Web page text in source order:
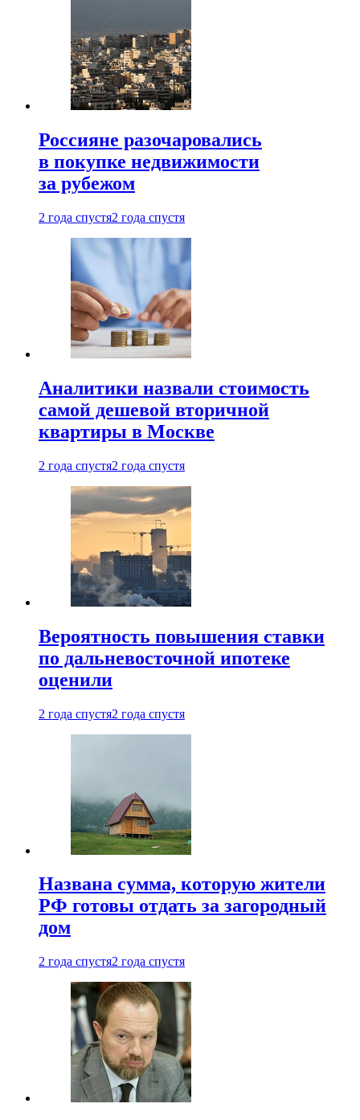
Россияне разочаровались
в покупке недвижимости
за рубежом
2 года спустя2 года спустя
Аналитики назвали стоимость
самой дешевой вторичной
квартиры в Москве
2 года спустя2 года спустя
Вероятность повышения ставки
по дальневосточной ипотеке
оценили
2 года спустя2 года спустя
Названа сумма, которую жители
РФ готовы отдать за загородный
дом
2 года спустя2 года спустя